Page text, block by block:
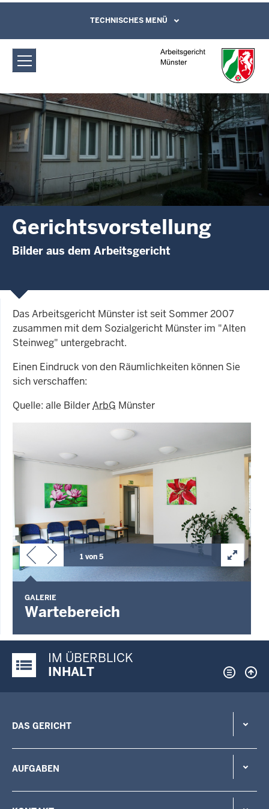
Arbeitsgericht Münster:
Gerichtsvorstellung
Direkt zum Inhalt
Leichte Sprache, Gebärdensprachenvideo
und Kontaktformular
TECHNISCHES MENÜ
Gerichtsvorstellung
Bilder aus dem Arbeitsgericht
Das Arbeitsgericht Münster ist seit Sommer 2007
zusammen mit dem Sozialgericht Münster im "Alten
Steinweg" untergebracht.
Einen Eindruck von den Räumlichkeiten können Sie
sich verschaffen:
Quelle: alle BilderArbG Münster
1 von 5
GALERIE
Wartebereich
Justiz-Portal im Überblick:
IM ÜBERBLICK
INHALT
DAS GERICHT
AUFGABEN